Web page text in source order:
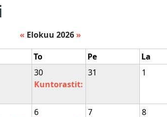
« Elokuu 2026 »
To Pe La
30
Kuntorastit: Ruotsinperä
31 1
6
7 8